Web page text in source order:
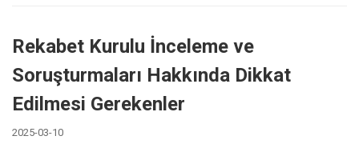
Rekabet Kurulu İnceleme ve
Soruşturmaları Hakkında Dikkat
Edilmesi Gerekenler
2025-03-10